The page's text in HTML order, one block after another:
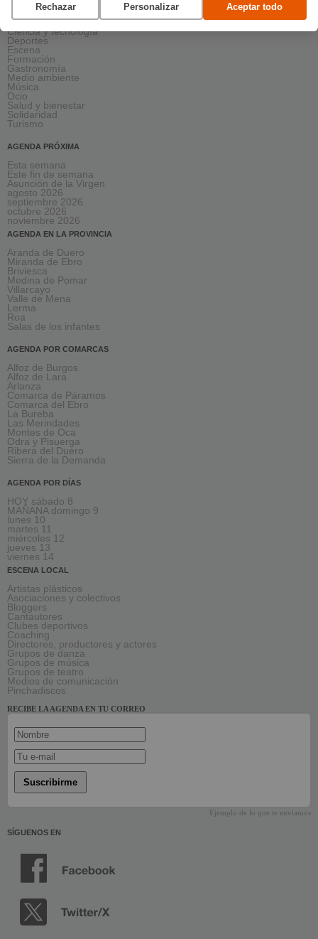
Rechazar Personalizar Aceptar todo
Acción social
Arte y Cultura
Ciencia y tecnología
Deportes
Escena
Formación
Gastronomía
Medio ambiente
Música
Ocio
Salud y bienestar
Solidaridad
Turismo
AGENDA PRÓXIMA
Esta semana
Este fin de semana
Asunción de la Virgen
agosto 2026
septiembre 2026
octubre 2026
noviembre 2026
AGENDA EN LA PROVINCIA
Aranda de Duero
Miranda de Ebro
Briviesca
Medina de Pomar
Villarcayo
Valle de Mena
Lerma
Roa
Salas de los infantes
AGENDA POR COMARCAS
Alfoz de Burgos
Alfoz de Lara
Arlanza
Comarca de Páramos
Comarca del Ebro
La Bureba
Las Merindades
Montes de Oca
Odra y Pisuerga
Ribera del Duero
Sierra de la Demanda
AGENDA POR DÍAS
HOY sábado 8
MAÑANA domingo 9
lunes 10
martes 11
miércoles 12
jueves 13
viernes 14
ESCENA LOCAL
Artistas plásticos
Asociaciones y colectivos
Bloggers
Cantautores
Clubes deportivos
Coaching
Directores, productores y actores
Grupos de danza
Grupos de música
Grupos de teatro
Medios de comunicación
Pinchadiscos
RECIBE LA AGENDA EN TU CORREO
Suscribirme
Ejemplo de lo que te enviamos
SÍGUENOS EN